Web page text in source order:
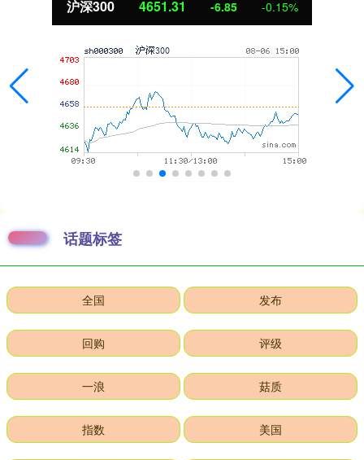
沪深300 4651.31 -6.85 -0.15%
话题标签
全国 发布
回购 评级
一浪 菇质
指数 美国